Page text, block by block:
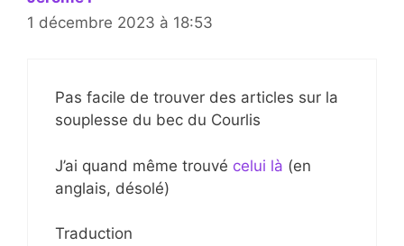
1 décembre 2023 à 18:53
Pas facile de trouver des articles sur la
souplesse du bec du Courlis
J’ai quand même trouvé celui là (en
anglais, désolé)
Traduction